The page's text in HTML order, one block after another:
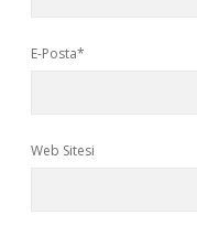
E-Posta*
Web Sitesi